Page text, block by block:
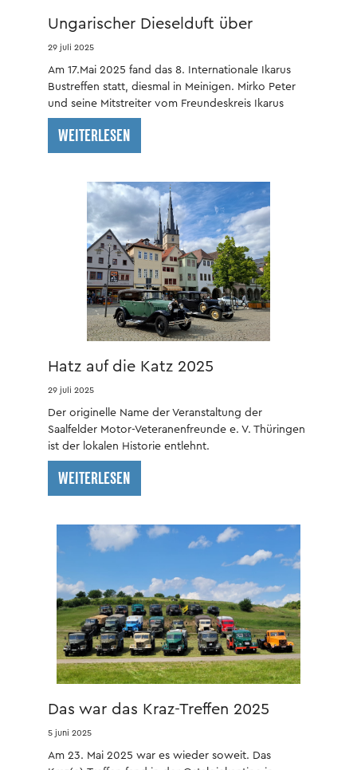
Ungarischer Dieselduft über
Meiningen
29 juli 2025
Am 17.Mai 2025 fand das 8. Internationale Ikarus
Bustreffen statt, diesmal in Meinigen. Mirko Peter
und seine Mitstreiter vom Freundeskreis Ikarus
organisierten es auf dem Betriebsgelände der
Meininger Busbetriebe (MBB).
WEITERLESEN
Hatz auf die Katz 2025
29 juli 2025
Der originelle Name der Veranstaltung der
Saalfelder Motor-Veteranenfreunde e. V. Thüringen
ist der lokalen Historie entlehnt.
WEITERLESEN
Das war das Kraz-Treffen 2025
5 juni 2025
Am 23. Mai 2025 war es wieder soweit. Das